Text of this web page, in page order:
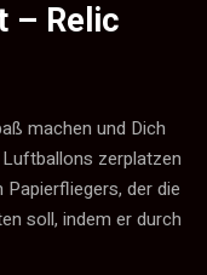
– Relic
machen und Dich
zerplatzen
der die
soll, indem er durch